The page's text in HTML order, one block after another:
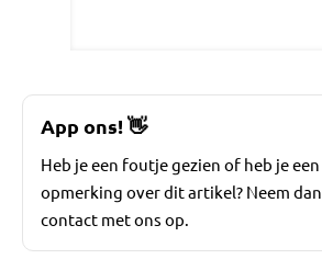
App ons!👋
Heb je een foutje gezien of heb je een
opmerking over dit artikel? Neem dan
contact met ons op.